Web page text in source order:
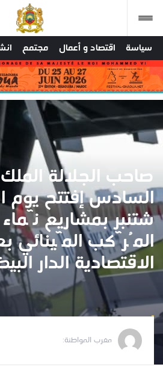
سياسة اقتصاد و أعمال مجتمع
صاحب الجلالة
شتنبر بمشاريع
المُرٓكب المٓينائي
الاقتصادية الدار
مغرب المواطنة: